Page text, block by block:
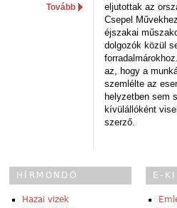
Tovább
eljutottak az
Csepel
éjszakai
dolgozók közül
az, hogy a
szemlélte az
helyzetben sem
kívülállóként
szerző.
HÍRMONDÓ
Hazai vizek
E-